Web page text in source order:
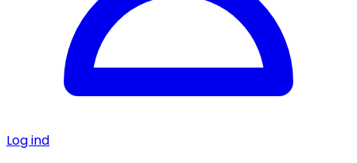
Log ind